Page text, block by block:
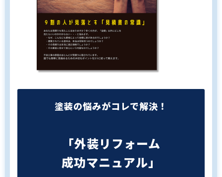
塗装の悩みがコレで解決！
「外装リフォーム
成功マニュアル」